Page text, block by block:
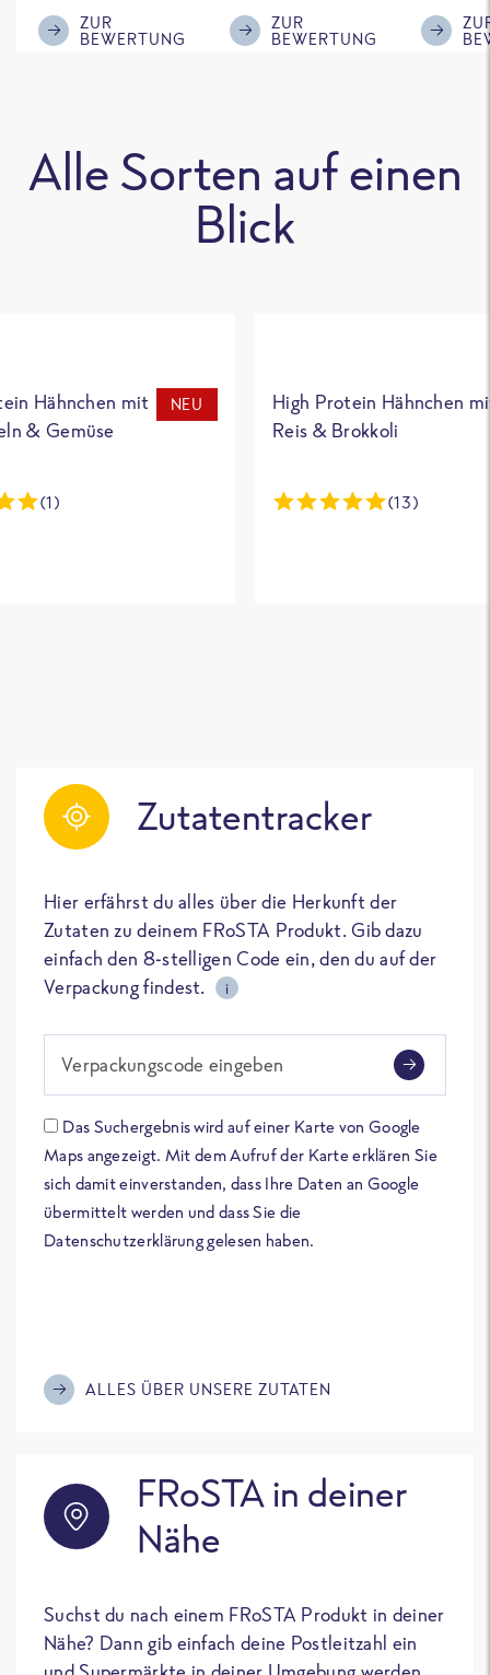
ZUR
BEWERTUNG
ZUR
BEWERTUNG
Alle Sorten auf einen
Blick
Hähnchen mit
& Gemüse
NEU
(1)
High Protein Hähnchen
Reis & Brokkoli
(13)
Zutatentracker
Hier erfährst du alles über die Herkunft der
Zutaten zu deinem FRoSTA Produkt. Gib dazu
einfach den 8-stelligen Code ein, den du auf der
Verpackung findest.
i
Verpackungscode eingeben
Das Suchergebnis wird auf einer Karte von Google
Maps angezeigt. Mit dem Aufruf der Karte erklären Sie
sich damit einverstanden, dass Ihre Daten an Google
übermittelt werden und dass Sie die
Datenschutzerklärung gelesen haben.
ALLES ÜBER UNSERE ZUTATEN
FRoSTA in deiner
Nähe
Suchst du nach einem FRoSTA Produkt in deiner
Nähe? Dann gib einfach deine Postleitzahl ein